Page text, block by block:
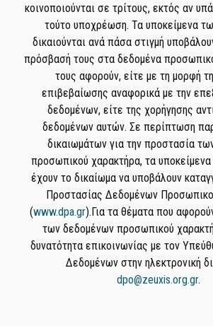
κοινοποιούνται σε τρίτους, εκτός αν
τούτο υποχρέωση. Τα υποκείμενα
δικαιούνται ανά πάσα στιγμή
πρόσβασή τους στα δεδομένα
τους αφορούν, είτε με τη μορφή
επιβεβαίωσης αναφορικά με την
δεδομένων, είτε της χορήγησης
δεδομένων αυτών. Σε περίπτωση
δικαιωμάτων για την προστασία
προσωπικού χαρακτήρα, τα
έχουν το δικαίωμα να υποβάλουν
Προστασίας Δεδομένων
(www.dpa.gr).Για τα θέματα που
των δεδομένων προσωπικού
δυνατότητα επικοινωνίας με τον
Δεδομένων στην ηλεκτρονική
dpo@zeuxis.org.gr.